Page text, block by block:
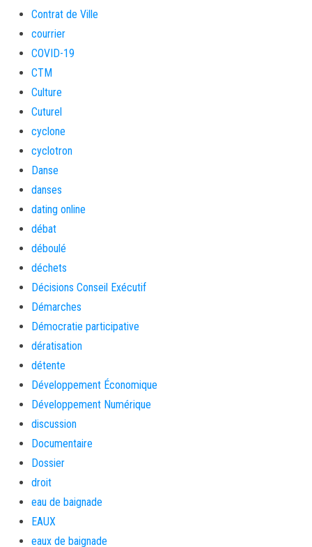
Contrat de Ville
courrier
COVID-19
CTM
Culture
Cuturel
cyclone
cyclotron
Danse
danses
dating online
débat
déboulé
déchets
Décisions Conseil Exécutif
Démarches
Démocratie participative
dératisation
détente
Développement Économique
Développement Numérique
discussion
Documentaire
Dossier
droit
eau de baignade
EAUX
eaux de baignade